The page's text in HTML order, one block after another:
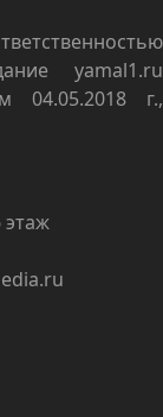
yamal1.ru
04.05.2018 г.,
этаж